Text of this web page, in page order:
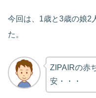
今回は、1歳と3歳の娘2
た。
ZIPAIRの赤
安・・・